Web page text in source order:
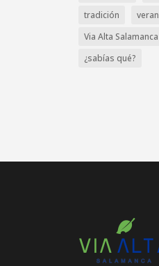
tradición
Via Alta Salamanca
¿sabías qué?